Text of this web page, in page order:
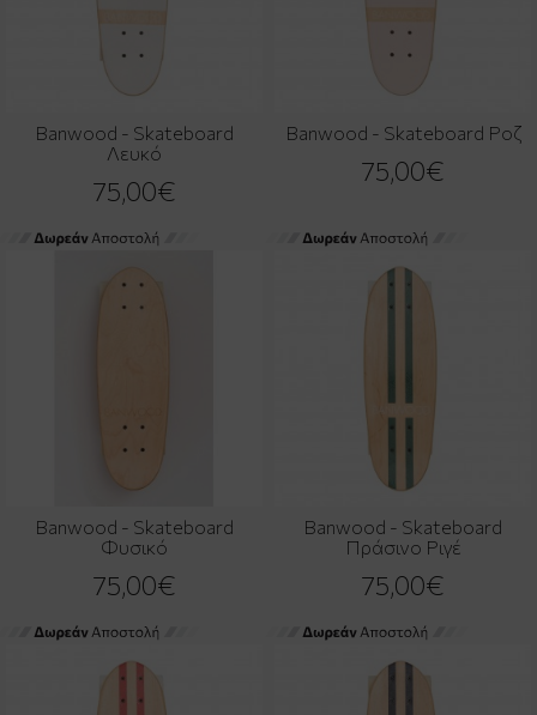
Banwood - Skateboard
Λευκό
75,00€
Banwood - Skateboard Ροζ
75,00€
Banwood - Skateboard
Φυσικό
75,00€
Banwood - Skateboard
Πράσινο Ριγέ
75,00€